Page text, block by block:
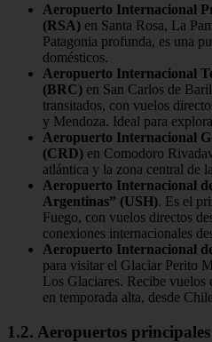
Aeropuerto Internacional
(RSA) en Santa Rosa, La
Patagonia profunda, es una
domésticos.
Aeropuerto Internacional
(BRC) en San Carlos de
transitados, con vuelos
y Mendoza. Ideal para
Aeropuerto Internacional
(CRD) en Comodoro
atlántica y la zona central de
Aeropuerto Internacional
Argentinas” (USH). Es el
Fuego, con vuelos directos
conexiones internacionales
Aeropuerto Internacional
para visitar el Glaciar Perito
Los Glaciares. Recibe vuelos
en temporada alta, desde
1.2. Aeropuertos